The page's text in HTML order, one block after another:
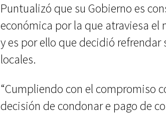
Puntualizó que su Gobierno es
económica por la que atraviesa
y es por ello que decidió
locales.
“Cumpliendo con el compromiso
decisión de condonar e pago de